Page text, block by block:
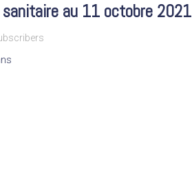
au 11 octobre 2021